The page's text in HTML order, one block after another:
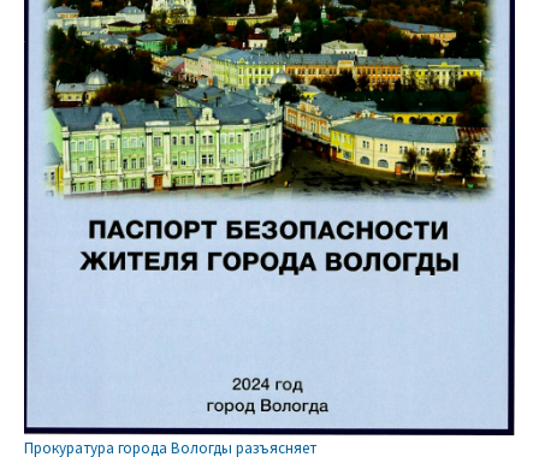
Прокуратура города Вологды разъясняет